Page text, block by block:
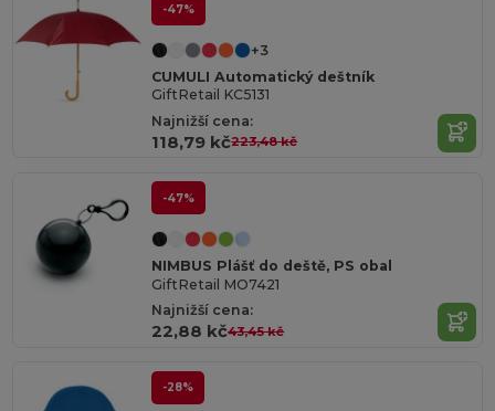
-47%
+3
CUMULI Automatický deštník
GiftRetail KC5131
Najnižší cena:
118,79 kč223,48 kč
-47%
NIMBUS Plášť do deště, PS obal
GiftRetail MO7421
Najnižší cena:
22,88 kč43,45 kč
-28%